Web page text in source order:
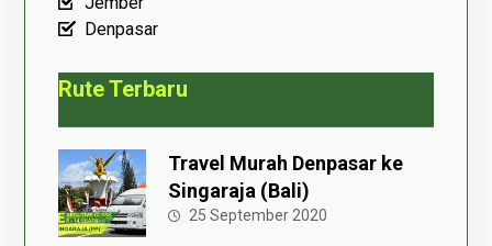
Denpasar
Rute Terbaru
Travel Murah Denpasar ke
Singaraja (Bali)
25 September 2020